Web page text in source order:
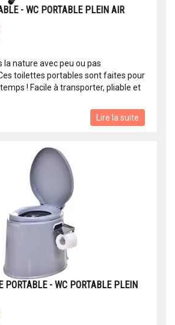
- WC PORTABLE PLEIN AIR
la nature avec peu ou pas
toilettes portables sont faites pour
! Facile à transporter, pliable et
Lire la suite
PORTABLE - WC PORTABLE PLEIN